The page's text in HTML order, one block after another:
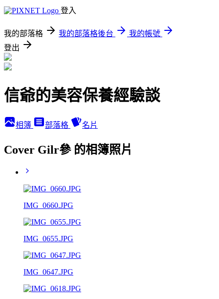
登入
我的部落格 我的部落格後台
我的帳號
登出
信爺的美容保養經驗談
相簿 部落格 名片
Cover Gilr參 的相簿照片
IMG_0660.JPG
IMG_0655.JPG
IMG_0647.JPG